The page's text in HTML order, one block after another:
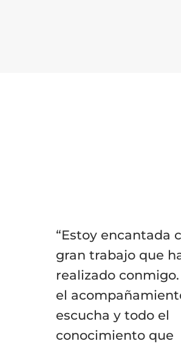
“Estoy encantada
gran trabajo que
realizado
el
escucha y todo el
conocimiento que